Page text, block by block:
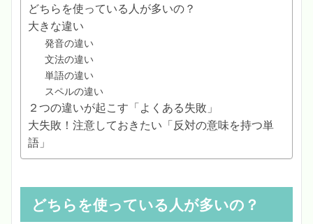
どちらを使っている人が多いの？
大きな違い
発音の違い
文法の違い
単語の違い
スペルの違い
２つの違いが起こす「よくある失敗」
大失敗！注意しておきたい「反対の意味を持つ単
語」
どちらを使っている人が多いの？